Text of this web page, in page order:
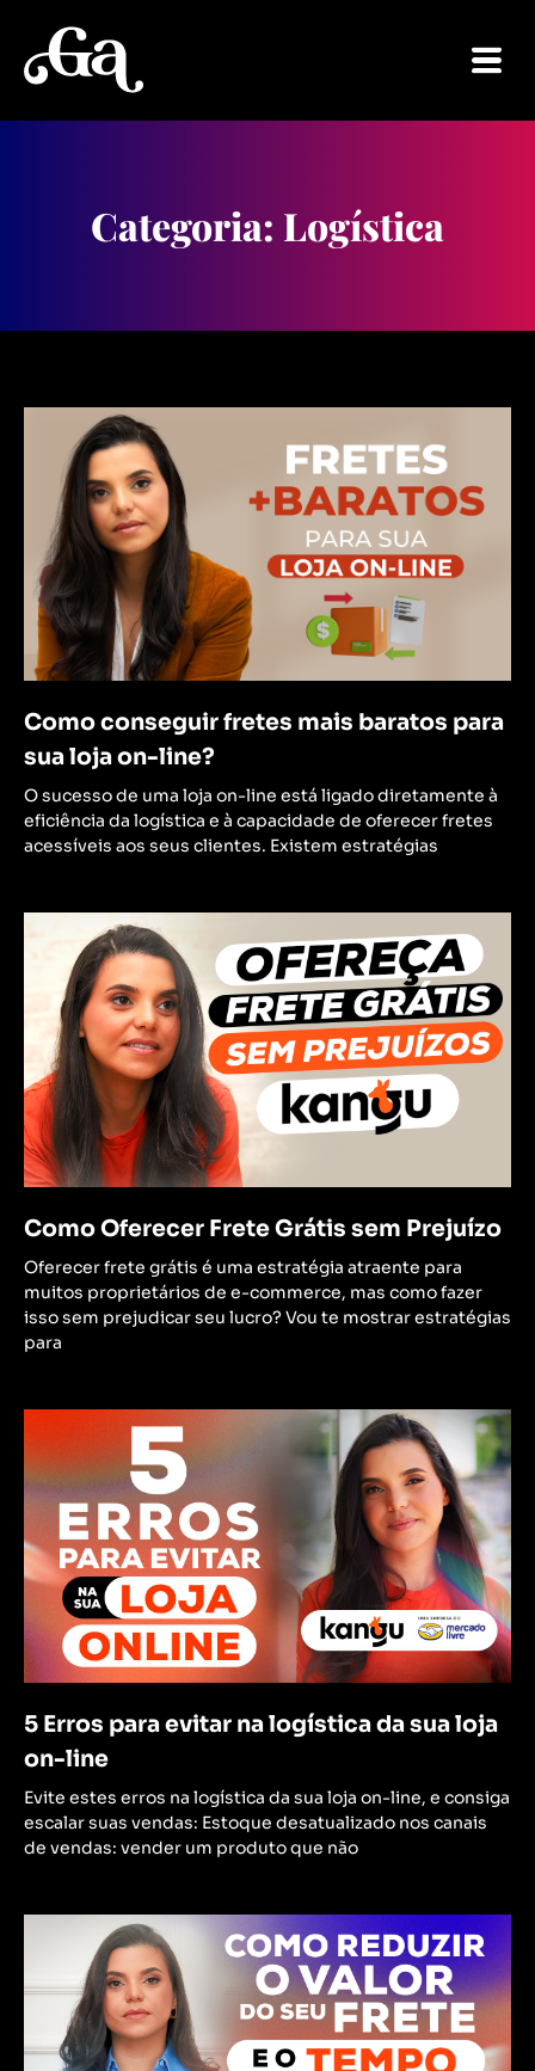
Categoria: Logística
Como conseguir fretes mais baratos para
sua loja on-line?
O sucesso de uma loja on-line está ligado diretamente à
eficiência da logística e à capacidade de oferecer fretes
acessíveis aos seus clientes. Existem estratégias
Como Oferecer Frete Grátis sem Prejuízo
Oferecer frete grátis é uma estratégia atraente para
muitos proprietários de e-commerce, mas como fazer
isso sem prejudicar seu lucro? Vou te mostrar estratégias
para
5 Erros para evitar na logística da sua loja
on-line
Evite estes erros na logística da sua loja on-line, e consiga
escalar suas vendas: Estoque desatualizado nos canais
de vendas: vender um produto que não